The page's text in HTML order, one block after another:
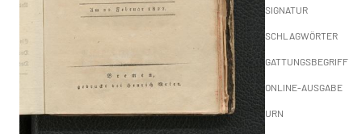
SIGNATUR
SCHLAGWÖRTER
GATTUNGSBEGRIFF
ONLINE-AUSGABE
URN